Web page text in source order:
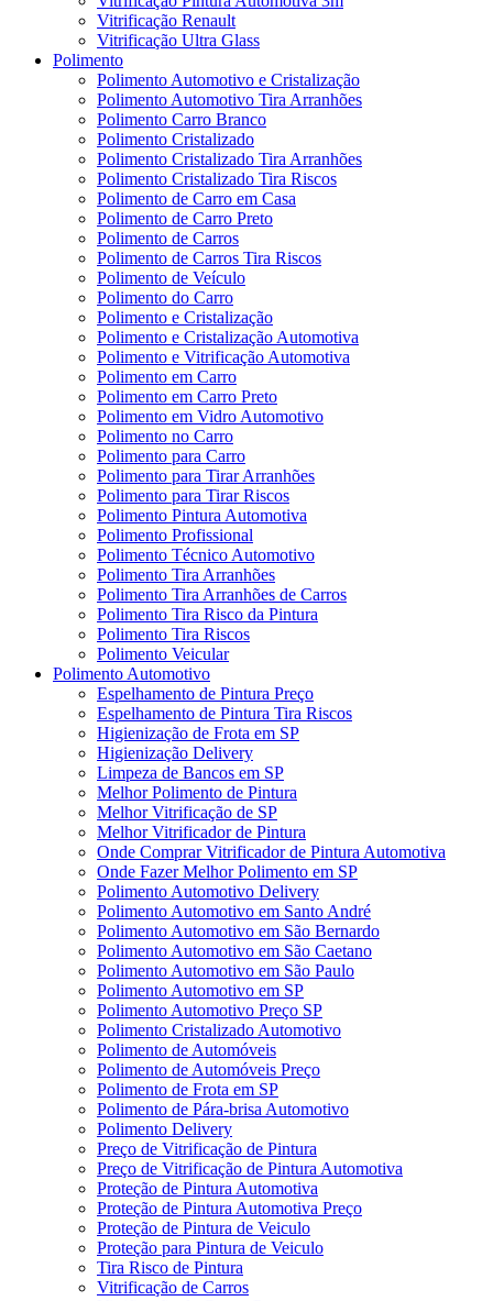
Vitrificação Renault
Vitrificação Ultra Glass
Polimento
Polimento Automotivo e Cristalização
Polimento Automotivo Tira Arranhões
Polimento Carro Branco
Polimento Cristalizado
Polimento Cristalizado Tira Arranhões
Polimento Cristalizado Tira Riscos
Polimento de Carro em Casa
Polimento de Carro Preto
Polimento de Carros
Polimento de Carros Tira Riscos
Polimento de Veículo
Polimento do Carro
Polimento e Cristalização
Polimento e Cristalização Automotiva
Polimento e Vitrificação Automotiva
Polimento em Carro
Polimento em Carro Preto
Polimento em Vidro Automotivo
Polimento no Carro
Polimento para Carro
Polimento para Tirar Arranhões
Polimento para Tirar Riscos
Polimento Pintura Automotiva
Polimento Profissional
Polimento Técnico Automotivo
Polimento Tira Arranhões
Polimento Tira Arranhões de Carros
Polimento Tira Risco da Pintura
Polimento Tira Riscos
Polimento Veicular
Polimento Automotivo
Espelhamento de Pintura Preço
Espelhamento de Pintura Tira Riscos
Higienização de Frota em SP
Higienização Delivery
Limpeza de Bancos em SP
Melhor Polimento de Pintura
Melhor Vitrificação de SP
Melhor Vitrificador de Pintura
Onde Comprar Vitrificador de Pintura Automotiva
Onde Fazer Melhor Polimento em SP
Polimento Automotivo Delivery
Polimento Automotivo em Santo André
Polimento Automotivo em São Bernardo
Polimento Automotivo em São Caetano
Polimento Automotivo em São Paulo
Polimento Automotivo em SP
Polimento Automotivo Preço SP
Polimento Cristalizado Automotivo
Polimento de Automóveis
Polimento de Automóveis Preço
Polimento de Frota em SP
Polimento de Pára-brisa Automotivo
Polimento Delivery
Preço de Vitrificação de Pintura
Preço de Vitrificação de Pintura Automotiva
Proteção de Pintura Automotiva
Proteção de Pintura Automotiva Preço
Proteção de Pintura de Veiculo
Proteção para Pintura de Veiculo
Tira Risco de Pintura
Vitrificação de Carros